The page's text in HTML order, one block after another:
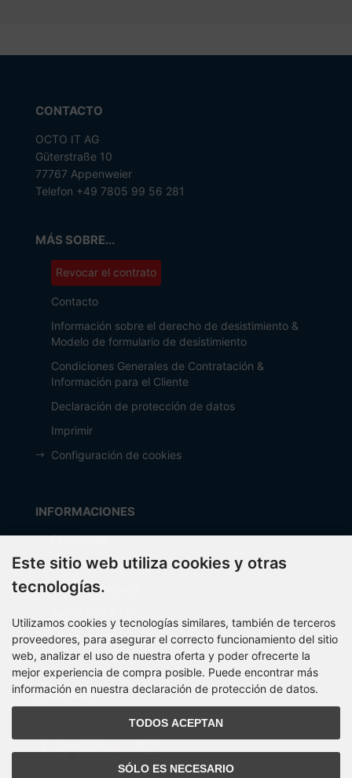
CONTACTO
OCTO IT AG
Güterstraße 10
77767 Appenweier
Telefon +49 7805 99 56 281
MÁS SOBRE...
Revocar el contrato
Contacto
Información sobre el derecho de desistimiento &
Modelo de formulario de desistimiento
Condiciones Generales de Contratación &
Información para el Cliente
Declaración de protección de datos
Imprimir
Configuración de cookies
INFORMACIONES
Fabricante
Costos de envío
Métodos de pago
Mapa del sitio
PARTNER
Este sitio web utiliza cookies y otras
tecnologías.
Utilizamos cookies y tecnologías similares, también de terceros
proveedores, para asegurar el correcto funcionamiento del sitio
web, analizar el uso de nuestra oferta y poder ofrecerte la
mejor experiencia de compra posible. Puede encontrar más
información en nuestra declaración de protección de datos.
TODOS ACEPTAN
SÓLO ES NECESARIO